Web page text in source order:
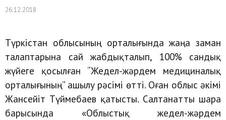
26.12.2018
Түркістан облысының орталығында жаңа заман
талаптарына сай жабдықталып, 100% сандық
жүйеге қосылған “Жедел-жәрдем медициналық
орталығының” ашылу рәсімі өтті. Оған облыс әкімі
Жансейіт Түймебаев қатысты. Салтанатты шара
барысында «Облыстық жедел-жәрдем